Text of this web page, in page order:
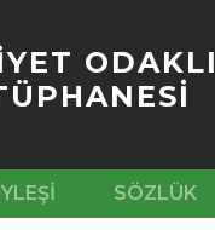
ODAKLI
SÖZLÜK